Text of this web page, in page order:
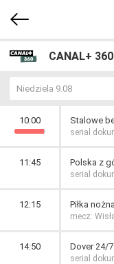
CANAL+ 360
Niedziela 9.08
10:00 Stalowe
serial
11:45 Polska z
serial
12:15 Piłka
mecz:
14:50 Dover 24/
serial